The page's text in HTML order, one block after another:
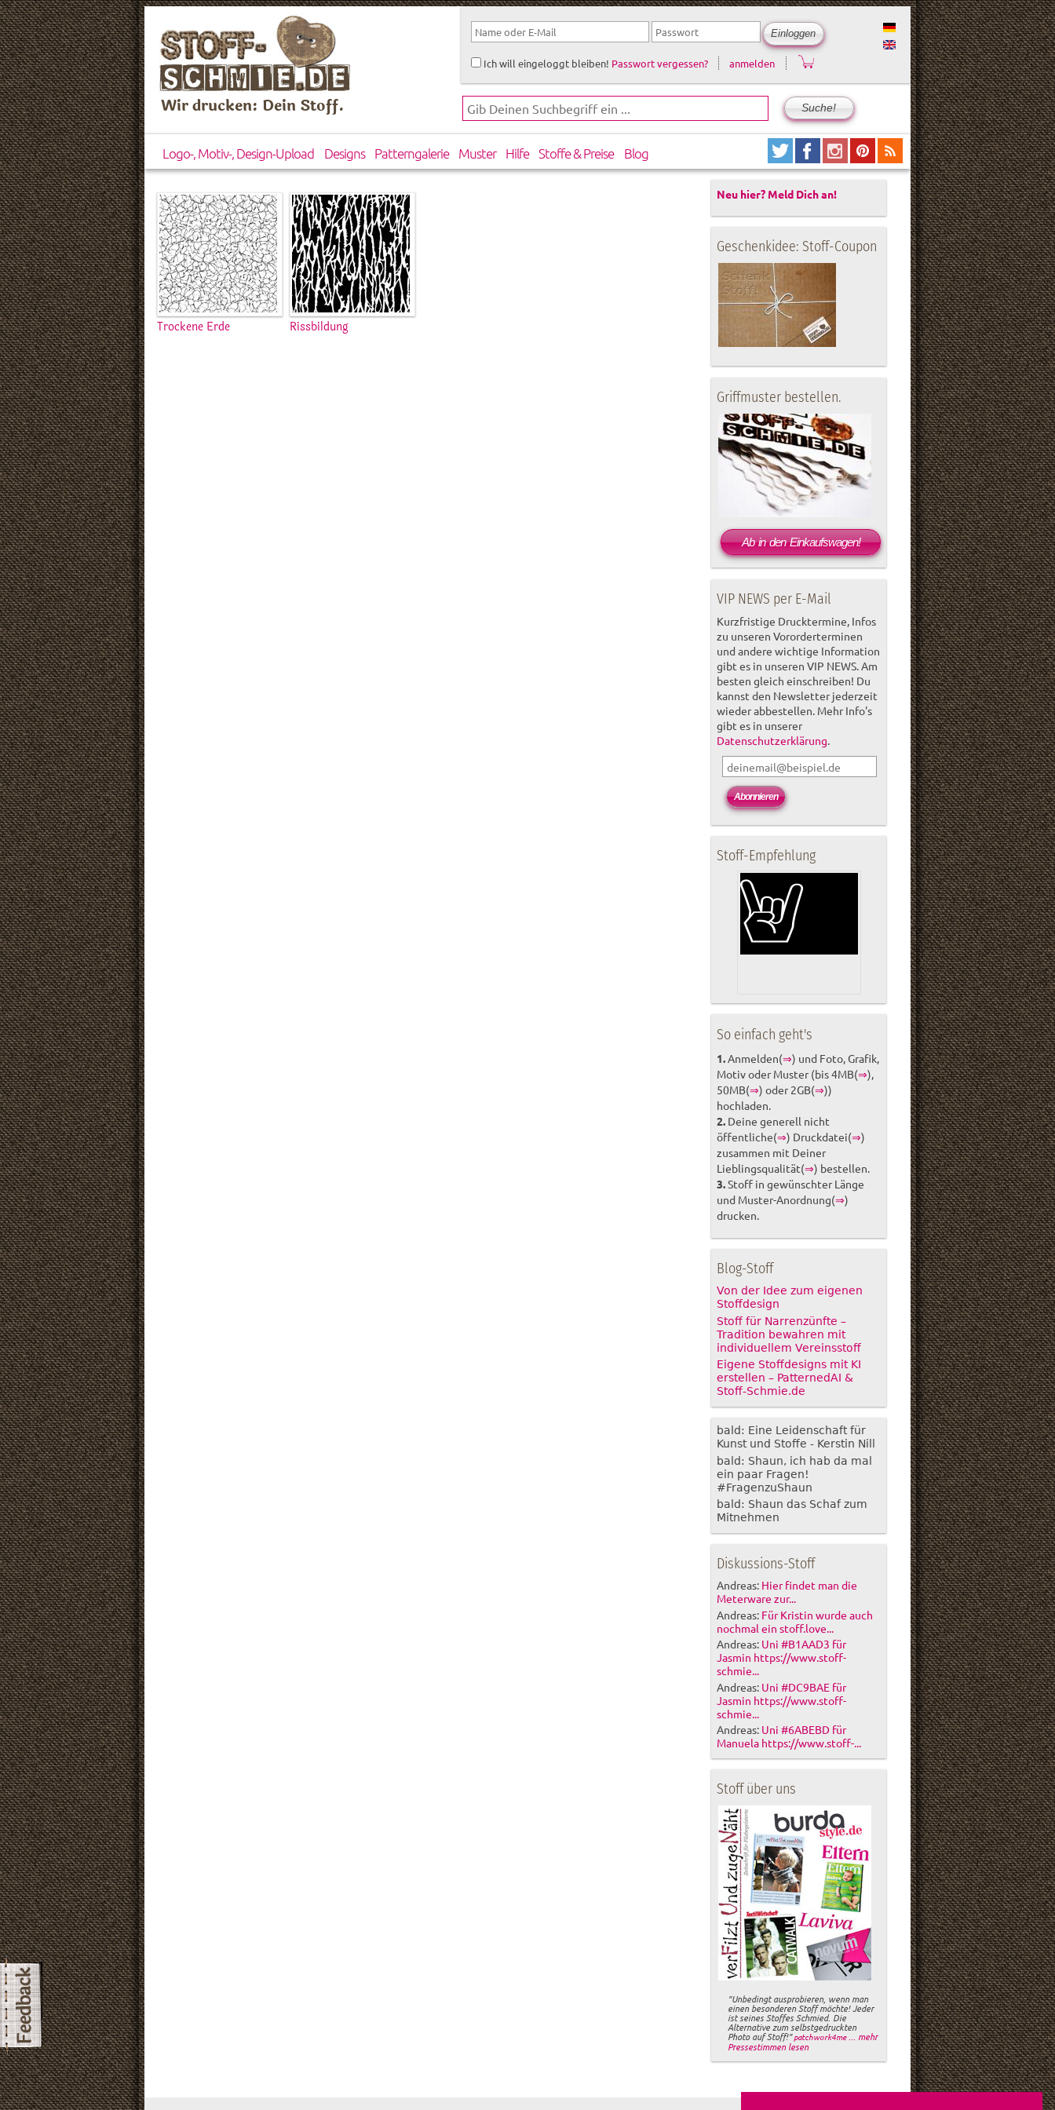
Wir drucken: Dein Stoff.
Ich will eingeloggt bleiben! Passwort vergessen? anmelden
Logo-, Motiv-, Design-Upload Designs Patterngalerie Muster Hilfe Stoffe & Preise Blog
Trockene Erde Rissbildung
Neu hier? Meld Dich an!
Geschenkidee: Stoff-Coupon
Griffmuster bestellen.
Ab in den Einkaufswagen!
VIP NEWS per E-Mail
Kurzfristige Drucktermine, Infos
zu unseren Vororderterminen
und andere wichtige Information
gibt es in unseren VIP NEWS. Am
besten gleich einschreiben! Du
kannst den Newsletter jederzeit
wieder abbestellen. Mehr Info's
gibt es in unserer
Datenschutzerklärung.
Stoff-Empfehlung
So einfach geht's
1.Anmelden(⇒) und Foto, Grafik,
Motiv oder Muster (bis 4MB(⇒),
50MB(⇒) oder 2GB(⇒))
hochladen.
2. Deine generell nicht
öffentliche(⇒) Druckdatei(⇒)
zusammen mit Deiner
Lieblingsqualität(⇒) bestellen.
3.Stoff in gewünschter Länge
und Muster-Anordnung(⇒)
drucken.
Blog-Stoff
Von der Idee zum eigenen
Stoffdesign
Stoff für Narrenzünfte –
Tradition bewahren mit
individuellem Vereinsstoff
Eigene Stoffdesigns mit KI
erstellen – PatternedAI &
Stoff-Schmie.de
bald: Eine Leidenschaft für
Kunst und Stoffe - Kerstin Nill
bald: Shaun, ich hab da mal
ein paar Fragen!
#FragenzuShaun
bald: Shaun das Schaf zum
Mitnehmen
Diskussions-Stoff
Andreas: Hier findet man die
Meterware zur...
Andreas: Für Kristin wurde auch
nochmal ein stoff.love...
Andreas: Uni #B1AAD3 für
Jasmin https://www.stoff-
schmie...
Andreas: Uni #DC9BAE für
Jasmin https://www.stoff-
schmie...
Andreas: Uni #6ABEBD für
Manuela https://www.stoff-...
Stoff über uns
"Unbedingt ausprobieren, wenn man
einen besonderen Stoff möchte! Jeder
ist seines Stoffes Schmied. Die
Alternative zum selbstgedruckten
Photo auf Stoff!"patchwork4me ... mehr
Pressestimmen lesen